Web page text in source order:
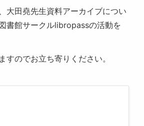
大田堯先生資料アーカイブについ
書館サークルlibropassの活動を
すのでお立ち寄りください。